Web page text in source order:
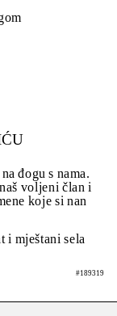
đogu s nama.
voljeni član i
koje si nan
i mještani sela
#189319